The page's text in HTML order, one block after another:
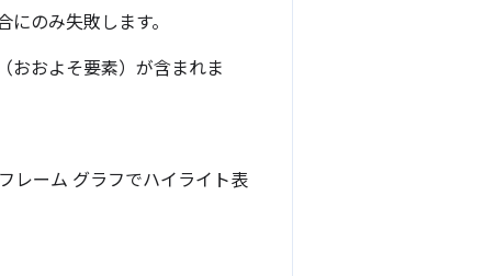
のみ失敗します。
おおよそ要素）が含まれま
レーム グラフでハイライト表